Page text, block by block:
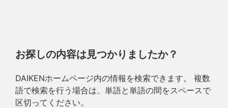
お探しの内容は見つかりましたか？
DAIKENホームページ内の情報を検索できます。 複数
語で検索を行う場合は、単語と単語の間をスペースで
区切ってください。